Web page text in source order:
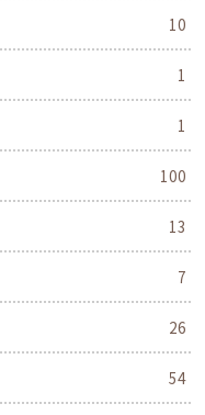
10
1
1
100
13
7
26
54